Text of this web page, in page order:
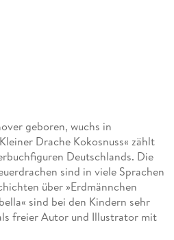
geboren, wuchs in
Drache Kokosnuss« zählt
Deutschlands. Die
sind in viele Sprachen
über »Erdmännchen
sind bei den Kindern sehr
freier Autor und Illustrator mit